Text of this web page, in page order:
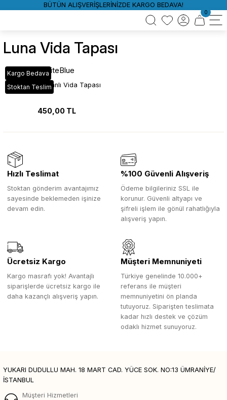
BÜTÜN ALIŞVERİŞLERİNİZDE KARGO BEDAVA!
0
Luna Vida Tapası
Kargo Bedava
Stoktan Teslim
WhiteBlue
Luna Yapışkanlı Vida Tapası
450,00 TL
Hızlı Teslimat
Stoktan gönderim avantajımız
sayesinde beklemeden işinize
devam edin.
%100 Güvenli Alışveriş
Ödeme bilgileriniz SSL ile
korunur. Güvenli altyapı ve
şifreli işlem ile gönül rahatlığıyla
alışveriş yapın.
Ücretsiz Kargo
Kargo masrafı yok! Avantajlı
siparişlerde ücretsiz kargo ile
daha kazançlı alışveriş yapın.
Müşteri Memnuniyeti
Türkiye genelinde 10.000+
referans ile müşteri
memnuniyetini ön planda
tutuyoruz. Siparişten teslimata
kadar hızlı destek ve çözüm
odaklı hizmet sunuyoruz.
YUKARI DUDULLU MAH. 18 MART CAD. YÜCE SOK. NO:13 ÜMRANİYE/
İSTANBUL
Müşteri Hizmetleri